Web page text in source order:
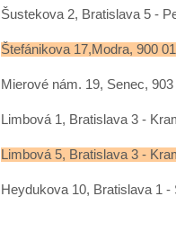
Šustekova 2, Bratislava 5 -
Štefánikova 17,Modra, 900 01
Mierové nám. 19, Senec, 903
Limbová 1, Bratislava 3 -
Limbová 5, Bratislava 3 -
Heydukova 10, Bratislava 1 -